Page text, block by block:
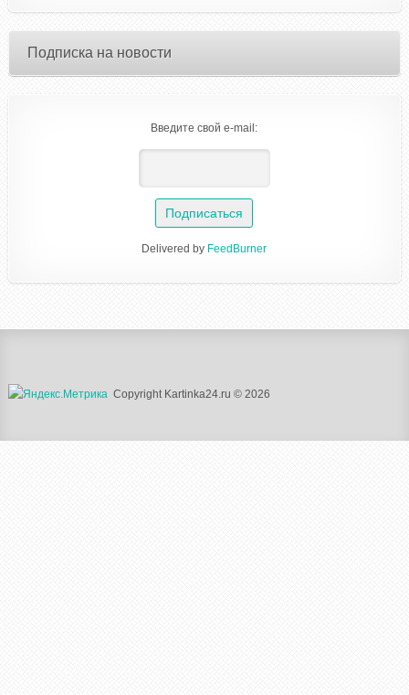
Подписка на новости
Введите свой e-mail:
Delivered by FeedBurner
Copyright Kartinka24.ru © 2026